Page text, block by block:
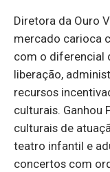
Diretora da Ouro
mercado carioca
com o diferencial
liberação,
recursos
culturais. Ganhou
culturais de
teatro infantil e
concertos com